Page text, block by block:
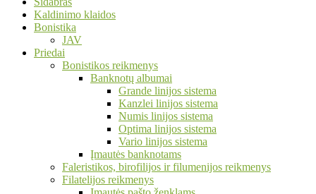
Kaldinimo klaidos
Bonistika
JAV
Priedai
Bonistikos reikmenys
Banknotų albumai
Grande linijos sistema
Kanzlei linijos sistema
Numis linijos sistema
Optima linijos sistema
Vario linijos sistema
Įmautės banknotams
Faleristikos, birofilijos ir filumenijos reikmenys
Filatelijos reikmenys